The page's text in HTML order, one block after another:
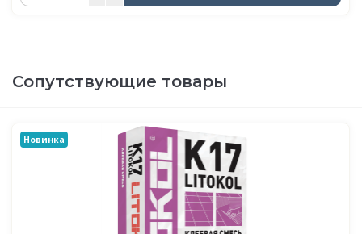
Сопутствующие товары
Новинка